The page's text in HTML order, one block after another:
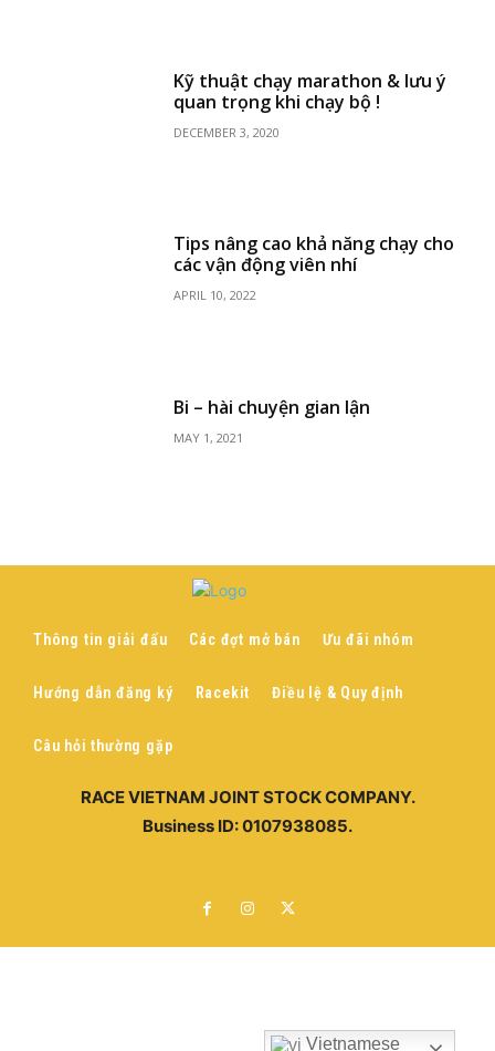
Kỹ thuật chạy marathon & lưu ý
quan trọng khi chạy bộ !
DECEMBER 3, 2020
Tips nâng cao khả năng chạy cho
các vận động viên nhí
APRIL 10, 2022
Bi – hài chuyện gian lận
MAY 1, 2021
Thông tin giải đấu Các đợt mở bán Ưu đãi nhóm
Hướng dẫn đăng ký Racekit Điều lệ & Quy định
Câu hỏi thường gặp
RACE VIETNAM JOINT STOCK COMPANY.
Business ID: 0107938085.
Vietnamese